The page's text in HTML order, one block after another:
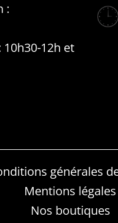
:
12h et
générales
Mentions légales
Nos boutiques